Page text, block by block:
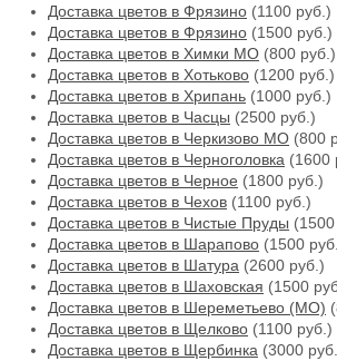
Доставка цветов в Фрязино (1100 руб.)
Доставка цветов в Фрязино (1500 руб.)
Доставка цветов в Химки МО (800 руб.)
Доставка цветов в Хотьково (1200 руб.)
Доставка цветов в Хрипань (1000 руб.)
Доставка цветов в Часцы (2500 руб.)
Доставка цветов в Черкизово МО (800
Доставка цветов в Черноголовка (1600
Доставка цветов в Черное (1800 руб.)
Доставка цветов в Чехов (1100 руб.)
Доставка цветов в Чистые Пруды
Доставка цветов в Шарапово (1500
Доставка цветов в Шатура (2600 руб.)
Доставка цветов в Шаховская (1500
Доставка цветов в Шереметьево (МО)
Доставка цветов в Щелково (1100 руб.)
Доставка цветов в Щербинка (3000